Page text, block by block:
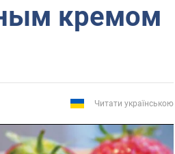
кремом
Читати українською